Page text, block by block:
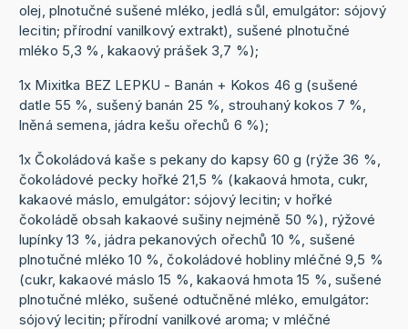
olej, plnotučné sušené mléko, jedlá sůl, emulgátor: sójový
lecitin; přírodní vanilkový extrakt), sušené plnotučné
mléko 5,3 %, kakaový prášek 3,7 %);
1x Mixitka BEZ LEPKU - Banán + Kokos 46 g (sušené
datle 55 %, sušený banán 25 %, strouhaný kokos 7 %,
lněná semena, jádra kešu ořechů 6 %);
1x Čokoládová kaše s pekany do kapsy 60 g (rýže 36 %,
čokoládové pecky hořké 21,5 % (kakaová hmota, cukr,
kakaové máslo, emulgátor: sójový lecitin; v hořké
čokoládě obsah kakaové sušiny nejméně 50 %), rýžové
lupínky 13 %, jádra pekanových ořechů 10 %, sušené
plnotučné mléko 10 %, čokoládové hobliny mléčné 9,5 %
(cukr, kakaové máslo 15 %, kakaová hmota 15 %, sušené
plnotučné mléko, sušené odtučněné mléko, emulgátor:
sójový lecitin; přírodní vanilkové aroma; v mléčné